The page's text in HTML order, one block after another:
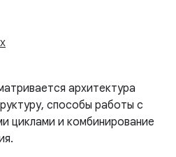
архитектура
способы работы с
циклами и комбинирование